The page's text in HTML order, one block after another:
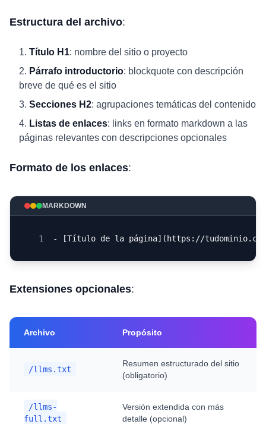
Estructura del archivo:
Título H1: nombre del sitio o proyecto
Párrafo introductorio: blockquote con descripción
breve de qué es el sitio
Secciones H2: agrupaciones temáticas del contenido
Listas de enlaces: links en formato markdown a las
páginas relevantes con descripciones opcionales
Formato de los enlaces:
MARKDOWN
1 - [Título de la página](https://
Extensiones opcionales:
Archivo Propósito
/llms.txt
Resumen estructurado del sitio
(obligatorio)
/llms-
full.txt
Versión extendida con más
detalle (opcional)